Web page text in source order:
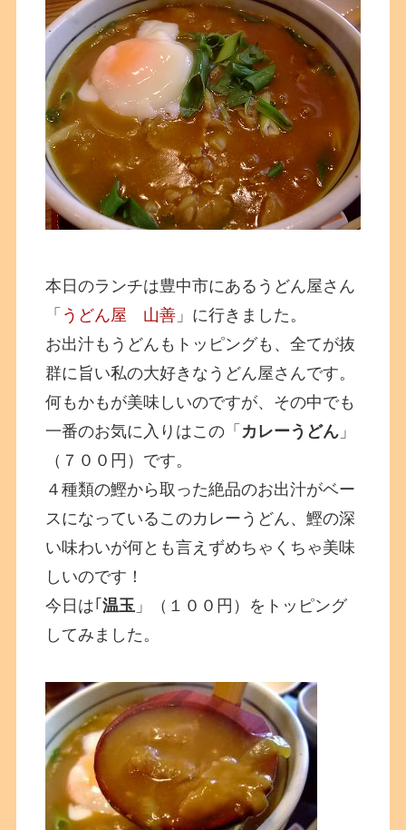
本日のランチは豊中市にあるうどん屋さん
「 うどん屋 山善 」に行きました。
お出汁もうどんもトッピングも、全てが抜
群に旨い私の大好きなうどん屋さんです。
何もかもが美味しいのですが、その中でも
一番のお気に入りはこの「 カレーうどん 」
（７００円）です。
４種類の鰹から取った絶品のお出汁がベー
スになっているこのカレーうどん、鰹の深
い味わいが何とも言えずめちゃくちゃ美味
しいのです！
今日は｢温玉 」（１００円）をトッピング
してみました。